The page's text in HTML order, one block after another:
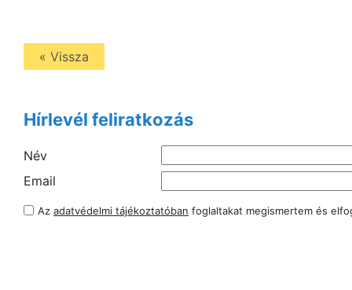
« Vissza
Hírlevél feliratkozás
Név
Email
Az adatvédelmi tájékoztatóban foglaltakat megismertem és